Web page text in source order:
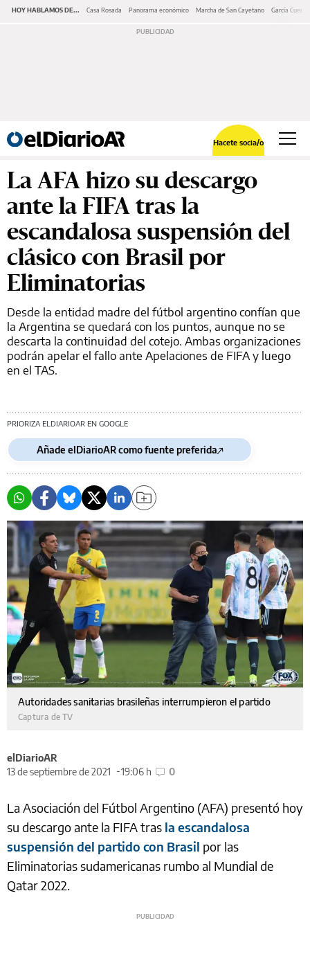
HOY HABLAMOS DE... Casa Rosada Panorama económico Marcha de San Cayetano García Cuerva
Hacete socia/o
La AFA hizo su descargo
ante la FIFA tras la
escandalosa suspensión del
clásico con Brasil por
Eliminatorias
Desde la entidad madre del fútbol argentino confían que
la Argentina se quedará con los puntos, aunque no se
descarta la continuidad del cotejo. Ambas organizaciones
podrán apelar el fallo ante Apelaciones de FIFA y luego
en el TAS.
PRIORIZA ELDIARIOAR EN GOOGLE
Añade elDiarioAR como fuente preferida
Autoridades sanitarias brasileñas interrumpieron el partido
Captura de TV
elDiarioAR
13 de septiembre de 2021
19:06 h 0
La Asociación del Fútbol Argentino (AFA) presentó hoy
su descargo ante la FIFA tras la escandalosa
suspensión del partido con Brasil por las
Eliminatorias sudamericanas rumbo al Mundial de
Qatar 2022.